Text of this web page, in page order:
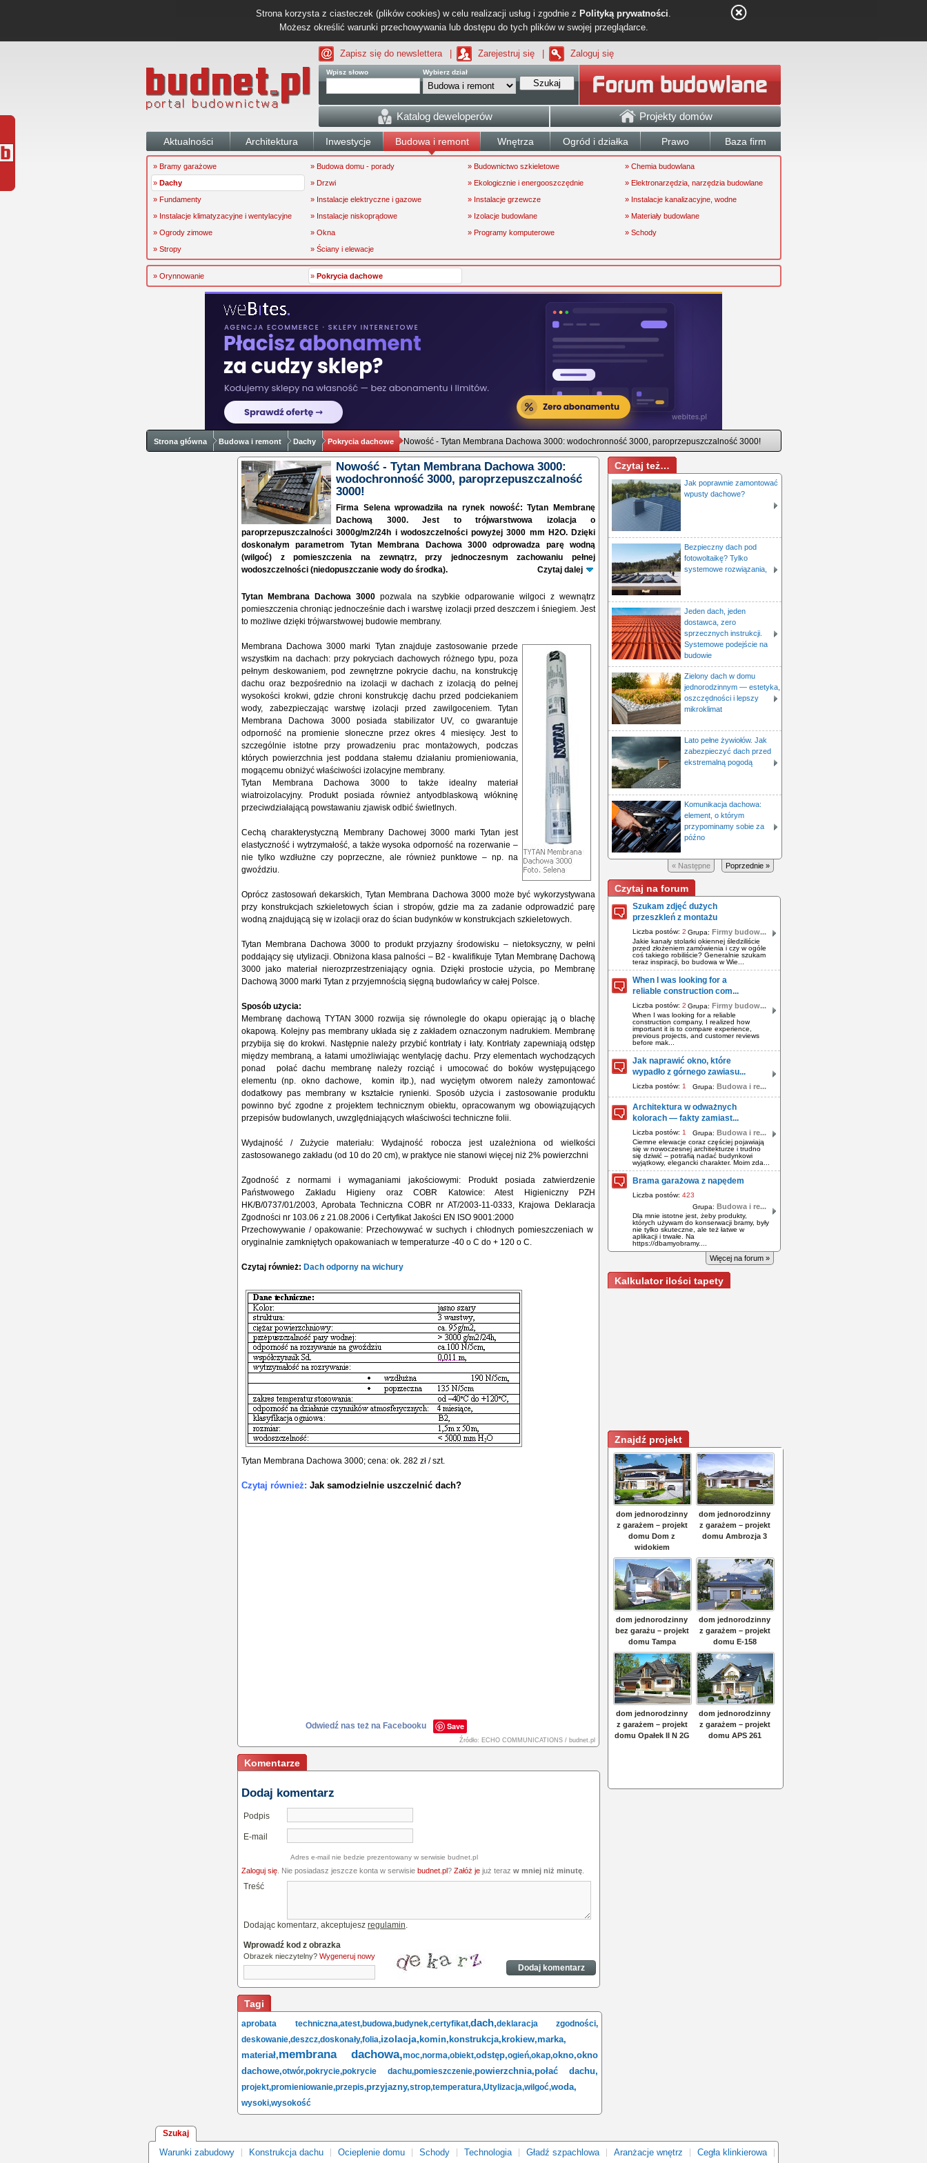
Strona korzysta z ciasteczek (plików cookies) w celu realizacji usług i zgodnie z Polityką prywatności.
Możesz określić warunki przechowywania lub dostępu do tych plików w swojej przeglądarce.
Zapisz się do newslettera Zarejestruj się Zaloguj się
Wpisz słowo Wybierz dział
Szukaj
Katalog deweloperów Projekty domów
Aktualności Architektura Inwestycje Budowa i remont Wnętrza Ogród i działka Prawo Baza firm
» Bramy garażowe » Budowa domu - porady » Budownictwo szkieletowe
» Chemia budowlana
» Dachy » Drzwi » Ekologicznie i energooszczędnie
» Elektronarzędzia, narzędzia budowlane
» Fundamenty
» Instalacje elektryczne i gazowe » Instalacje grzewcze
» Instalacje kanalizacyjne, wodne
» Instalacje klimatyzacyjne i wentylacyjne
» Instalacje niskoprądowe » Izolacje budowlane
» Materiały budowlane
» Ogrody zimowe
» Okna » Programy komputerowe
» Schody
» Stropy
» Ściany i elewacje
» Orynnowanie » Pokrycia dachowe
Strona główna Budowa i remont Dachy Pokrycia dachowe Nowość - Tytan Membrana Dachowa 3000: wodochronność 3000, paroprzepuszczalność 3000!
Nowość - Tytan Membrana Dachowa 3000:
wodochronność 3000, paroprzepuszczalność
3000!
Firma Selena wprowadziła na rynek nowość: Tytan Membranę
Dachową 3000. Jest to trójwarstwowa izolacja o
paroprzepuszczalności 3000g/m2/24h i wodoszczelności powyżej 3000 mm H2O. Dzięki
doskonałym parametrom Tytan Membrana Dachowa 3000 odprowadza parę wodną
(wilgoć) z pomieszczenia na zewnątrz, przy jednoczesnym zachowaniu pełnej
wodoszczelności (niedopuszczanie wody do środka).
Czytaj dalej
Tytan Membrana Dachowa 3000pozwala na szybkie odparowanie wilgoci z wewnątrz
pomieszczenia chroniąc jednocześnie dach i warstwę izolacji przed deszczem i śniegiem. Jest
to możliwe dzięki trójwarstwowej budowie membrany.
Membrana Dachowa 3000 marki Tytan znajduje zastosowanie przede
wszystkim na dachach: przy pokryciach dachowych różnego typu, poza
pełnym deskowaniem, pod zewnętrzne pokrycie dachu, na konstrukcję
dachu oraz bezpośrednio na izolacji w dachach z izolacją do pełnej
wysokości krokwi, gdzie chroni konstrukcję dachu przed podciekaniem
wody, zabezpieczając warstwę izolacji przed zawilgoceniem. Tytan
Membrana Dachowa 3000 posiada stabilizator UV, co gwarantuje
odporność na promienie słoneczne przez okres 4 miesięcy. Jest to
szczególnie istotne przy prowadzeniu prac montażowych, podczas
których powierzchnia jest poddana stałemu działaniu promieniowania,
mogącemu obniżyć właściwości izolacyjne membrany.
Tytan Membrana Dachowa 3000 to także idealny materiał
wiatroizolacyjny. Produkt posiada również antyodblaskową włókninę
przeciwdziałającą powstawaniu zjawisk odbić świetlnych.
Cechą charakterystyczną Membrany Dachowej 3000 marki Tytan jest
elastyczność i wytrzymałość, a także wysoka odporność na rozerwanie –
nie tylko wzdłużne czy poprzeczne, ale również punktowe – np. na
gwoździu.
Oprócz zastosowań dekarskich, Tytan Membrana Dachowa 3000 może być wykorzystywana
przy konstrukcjach szkieletowych ścian i stropów, gdzie ma za zadanie odprowadzić parę
wodną znajdującą się w izolacji oraz do ścian budynków w konstrukcjach szkieletowych.
Tytan Membrana Dachowa 3000 to produkt przyjazny środowisku – nietoksyczny, w pełni
poddający się utylizacji. Obniżona klasa palności – B2 - kwalifikuje Tytan Membranę Dachową
3000 jako materiał nierozprzestrzeniający ognia. Dzięki prostocie użycia, po Membranę
Dachową 3000 marki Tytan z przyjemnością sięgną budowlańcy w całej Polsce.
Sposób użycia:
Membranę dachową TYTAN 3000 rozwija się równolegle do okapu opierając ją o blachę
okapową. Kolejny pas membrany układa się z zakładem oznaczonym nadrukiem. Membranę
przybija się do krokwi. Następnie należy przybić kontrłaty i łaty. Kontrłaty zapewniają odstęp
między membraną, a łatami umożliwiając wentylację dachu. Przy elementach wychodzących
ponad połać dachu membranę należy rozciąć i umocować do boków występującego
elementu (np. okno dachowe, komin itp.), nad wyciętym otworem należy zamontować
dodatkowy pas membrany w kształcie rynienki. Sposób użycia i zastosowanie produktu
powinno być zgodne z projektem technicznym obiektu, opracowanym wg obowiązujących
przepisów budowlanych, uwzględniających właściwości techniczne folii.
Wydajność / Zużycie materiału: Wydajność robocza jest uzależniona od wielkości
zastosowanego zakładu (od 10 do 20 cm), w praktyce nie stanowi więcej niż 2% powierzchni
Zgodność z normami i wymaganiami jakościowymi: Produkt posiada zatwierdzenie
Państwowego Zakładu Higieny oraz COBR Katowice: Atest Higieniczny PZH
HK/B/0737/01/2003, Aprobata Techniczna COBR nr AT/2003-11-0333, Krajowa Deklaracja
Zgodności nr 103.06 z 21.08.2006 i Certyfikat Jakości EN ISO 9001:2000
Przechowywanie / opakowanie: Przechowywać w suchych i chłodnych pomieszczeniach w
oryginalnie zamkniętych opakowaniach w temperaturze -40 o C do + 120 o C.
Czytaj również: Dach odporny na wichury
Tytan Membrana Dachowa 3000; cena: ok. 282 zł / szt.
Czytaj również: Jak samodzielnie uszczelnić dach?
Odwiedź nas też na Facebooku Save
Źródło: ECHO COMMUNICATIONS / budnet.pl
Komentarze
Dodaj komentarz
Podpis
E-mail
Adres e-mail nie bedzie prezentowany w serwisie budnet.pl
Zaloguj się . Nie posiadasz jeszcze konta w serwisie budnet.pl? Załóż je już teraz w mniej niż minutę
Treść
Dodając komentarz, akceptujesz regulamin.
Wprowadź kod z obrazka
Obrazek nieczytelny? Wygeneruj nowy
Tagi
aprobata techniczna,atest,budowa,budynek,certyfikat,dach,deklaracja zgodności,
deskowanie,deszcz,doskonały,folia,izolacja, komin, konstrukcja, krokiew,marka,
materiał,membrana dachowa,moc,norma,obiekt,odstęp,ogień,okap,okno,okno
dachowe,otwór,pokrycie,pokrycie dachu,pomieszczenie,powierzchnia,połać dachu,
projekt,promieniowanie,przepis,przyjazny,strop,temperatura,Utylizacja,wilgoć,woda,
wysoki,wysokość
Czytaj też…
Jak poprawnie zamontować
wpusty dachowe?
Bezpieczny dach pod
fotowoltaikę? Tylko
systemowe rozwiązania,
Jeden dach, jeden
dostawca, zero
sprzecznych instrukcji.
Systemowe podejście na
budowie
Zielony dach w domu
jednorodzinnym — estetyka,
oszczędności i lepszy
mikroklimat
Lato pełne żywiołów. Jak
zabezpieczyć dach przed
ekstremalną pogodą
Komunikacja dachowa:
element, o którym
przypominamy sobie za
późno
Poprzednie »
« Następne
Czytaj na forum
Szukam zdjęć dużych
przeszkleń z montażu
Liczba postów: 2 Grupa: Firmy budow...
Jakie kanały stolarki okiennej śledziliście
przed złożeniem zamówienia i czy w ogóle
coś takiego robiliście? Generalnie szukam
teraz inspiracji, bo budowa w Wie...
When I was looking for a
reliable construction com...
Liczba postów: 2 Grupa: Firmy budow...
When I was looking for a reliable
construction company, I realized how
important it is to compare experience,
previous projects, and customer reviews
before mak...
Jak naprawić okno, które
wypadło z górnego zawiasu...
Liczba postów: 1 Grupa: Budowa i re...
Architektura w odważnych
kolorach — fakty zamiast...
Liczba postów: 1 Grupa: Budowa i re...
Ciemne elewacje coraz częściej pojawiają
się w nowoczesnej architekturze i trudno
się dziwić – potrafią nadać budynkowi
wyjątkowy, elegancki charakter. Moim zda...
Brama garażowa z napędem
Liczba postów: 423
Grupa: Budowa i re...
Dla mnie istotne jest, żeby produkty,
których używam do konserwacji bramy, były
nie tylko skuteczne, ale też łatwe w
aplikacji i trwałe. Na
https://dbamyobramy....
Więcej na forum »
Kalkulator ilości tapety
Znajdź projekt
Szukaj
Warunki zabudowy Konstrukcja dachu Ocieplenie domu Schody Technologia Gładź szpachlowa Aranżacje wnętrz
Cegła klinkierowa